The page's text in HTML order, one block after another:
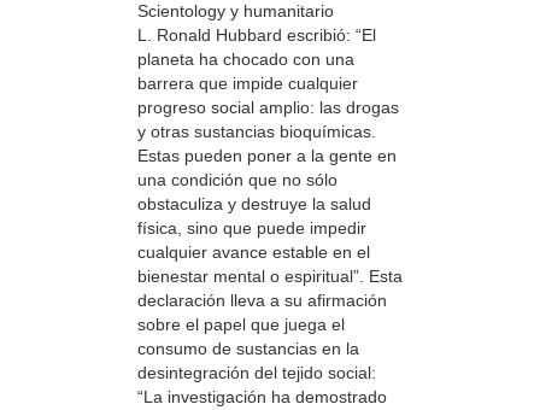
Scientology y humanitario
L. Ronald Hubbard escribió: “El
planeta ha chocado con una
barrera que impide cualquier
progreso social amplio: las drogas
y otras sustancias bioquímicas.
Estas pueden poner a la gente en
una condición que no sólo
obstaculiza y destruye la salud
física, sino que puede impedir
cualquier avance estable en el
bienestar mental o espiritual”. Esta
declaración lleva a su afirmación
sobre el papel que juega el
consumo de sustancias en la
desintegración del tejido social:
“La investigación ha demostrado